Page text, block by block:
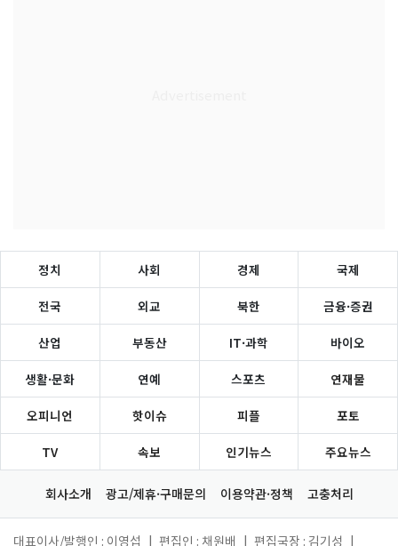
정치 사회 경제 국제
전국 외교 북한 금융·증권
산업 부동산 IT·과학 바이오
생활·문화 연예 스포츠 연재물
오피니언 핫이슈 피플 포토
TV 속보 인기뉴스 주요뉴스
회사소개 광고/제휴·구매문의 이용약관·정책 고충처리
대표이사/발행인 : 이영섭 편집인 : 채원배 편집국장 : 김기성